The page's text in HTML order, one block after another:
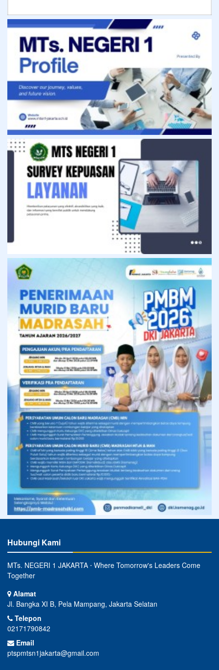
Hubungi Kami
MTs. NEGERI 1 JAKARTA ⋅ Where Tomorrow's Leaders Come
Together
Alamat
Jl. Bangka XI B, Pela Mampang, Jakarta Selatan
Telepon
02171790842
Email
ptspmtsn1jakarta@gmail.com